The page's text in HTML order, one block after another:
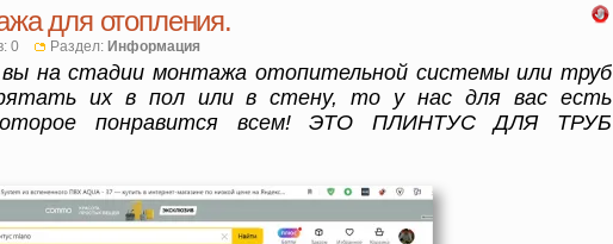
для отопления.
0 Раздел: Информация
на стадии монтажа отопительной системы или труб
их в пол или в стену, то у нас для вас есть
понравится всем! ЭТО ПЛИНТУС ДЛЯ ТРУБ